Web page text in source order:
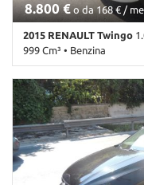
8.800 €o da 168 € /
2015 RENAULT Twingo
999 Cm³ • Benzina
167.000 Km • Cambio
• Airbag • Airbag laterali
elettrici • Bluetooth •
centralizzata •
tagliandi • Cruise Control
elettronico • Luci diurne
Riconoscimento dei